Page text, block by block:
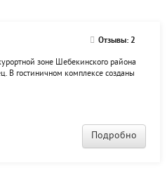
Отзывы: 2
зоне Шебекинского района
В гостиничном комплексе созданы
и кафе, оборудована сауна с
Подробно